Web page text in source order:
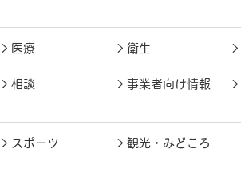
医療 衛生
相談 事業者向け情報
スポーツ 観光・みどころ